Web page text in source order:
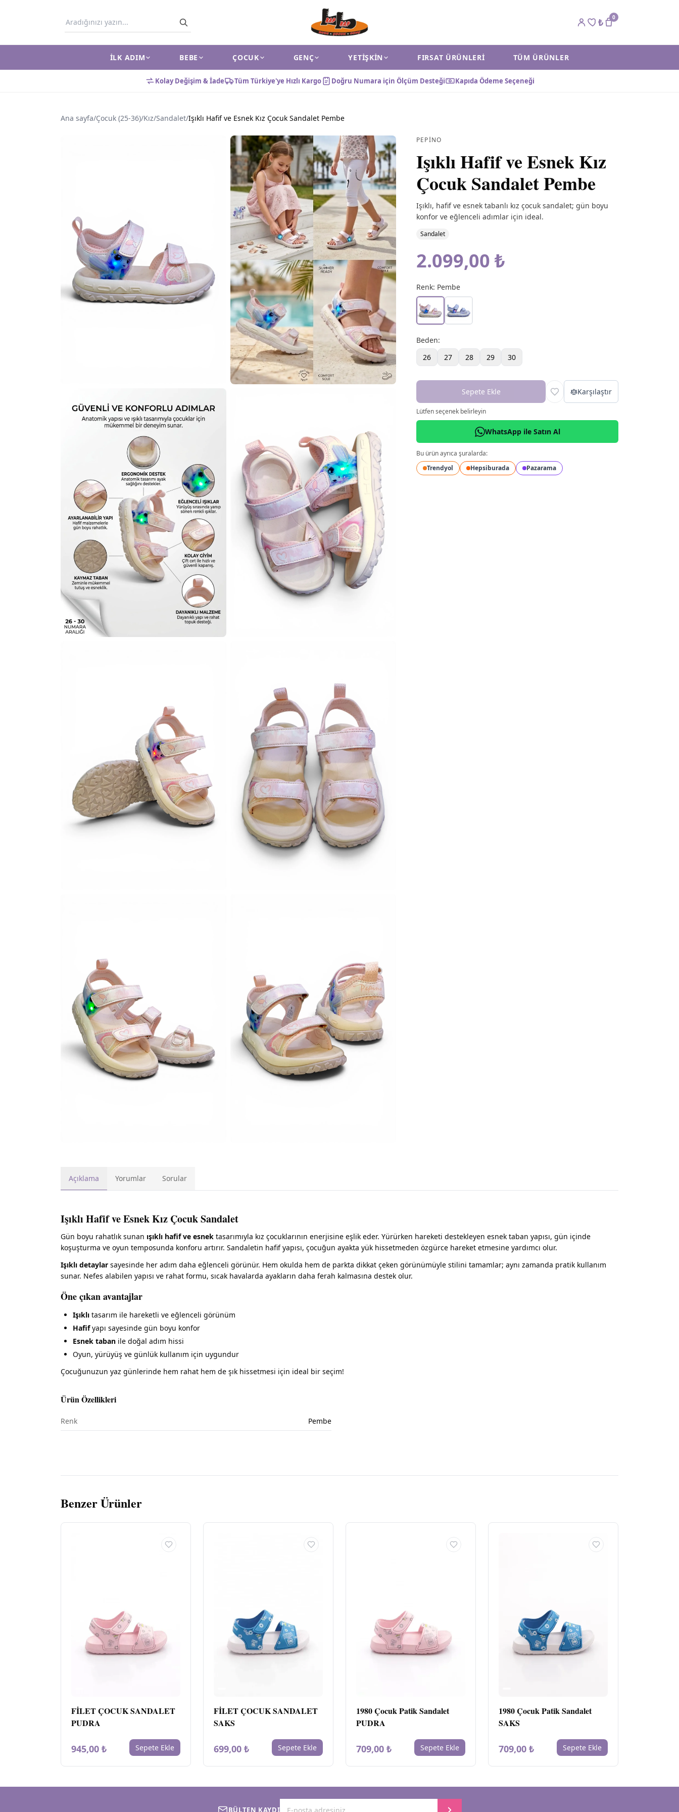
₺ 0
İLK ADIM BEBE ÇOCUK GENÇ YETIŞKIN FIRSAT ÜRÜNLERI TÜM ÜRÜNLER
Kolay Değişim & İade Tüm Türkiye'ye Hızlı Kargo Doğru Numara için Ölçüm Desteği Kapıda Ödeme Seçeneği
Ana sayfa/Çocuk (25-36)/Kız/Sandalet/Işıklı Hafif ve Esnek Kız Çocuk Sandalet Pembe
PEPINO
Işıklı Hafif ve Esnek Kız
Çocuk Sandalet Pembe
Işıklı, hafif ve esnek tabanlı kız çocuk sandalet; gün boyu
konfor ve eğlenceli adımlar için ideal.
Sandalet
2.099,00 ₺
Renk: Pembe
Beden:
26
27 28 29 30
Sepete Ekle Karşılaştır
Lütfen seçenek belirleyin
WhatsApp ile Satın Al
Bu ürün ayrıca şuralarda:
Trendyol
Hepsiburada Pazarama
Açıklama Yorumlar Sorular
Işıklı Hafif ve Esnek Kız Çocuk Sandalet
Gün boyu rahatlık sunan ışıklı hafif ve esnek tasarımıyla kız çocuklarının enerjisine eşlik eder. Yürürken hareketi destekleyen esnek taban yapısı, gün içinde
koşuşturma ve oyun temposunda konforu artırır. Sandaletin hafif yapısı, çocuğun ayakta yük hissetmeden özgürce hareket etmesine yardımcı olur.
Işıklı detaylar sayesinde her adım daha eğlenceli görünür. Hem okulda hem de parkta dikkat çeken görünümüyle stilini tamamlar; aynı zamanda pratik kullanım
sunar. Nefes alabilen yapısı ve rahat formu, sıcak havalarda ayakların daha ferah kalmasına destek olur.
Öne çıkan avantajlar
Işıklı tasarım ile hareketli ve eğlenceli görünüm
Hafifyapı sayesinde gün boyu konfor
Esnek taban ile doğal adım hissi
Oyun, yürüyüş ve günlük kullanım için uygundur
Çocuğunuzun yaz günlerinde hem rahat hem de şık hissetmesi için ideal bir seçim!
Ürün Özellikleri
Renk Pembe
Benzer Ürünler
FİLET ÇOCUK SANDALET
PUDRA
945,00 ₺ Sepete Ekle
FİLET ÇOCUK SANDALET
SAKS
699,00 ₺ Sepete Ekle
1980 Çocuk Patik Sandalet
PUDRA
709,00 ₺ Sepete Ekle
1980 Çocuk Patik Sandalet
SAKS
709,00 ₺ Sepete Ekle
BÜLTEN KAYDI